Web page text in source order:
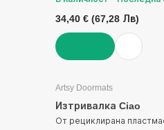
34,40 € (67,28 Лв)
Artsy Doormats
Изтривалка Ciao
От рециклирана